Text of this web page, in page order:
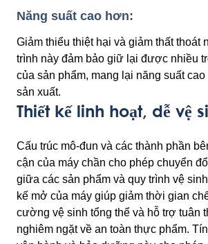
Năng suất cao hơn:
Giảm thiểu thiệt hại và giảm thất thoát
trình này đảm bảo giữ lại được nhiều
của sản phẩm, mang lại năng suất
sản xuất.
Thiết kế linh hoạt, dễ vệ
Cấu trúc mô-đun và các thành phần
cận của máy chần cho phép chuyển
giữa các sản phẩm và quy trình vệ
kế mở của máy giúp giảm thời gian
cường vệ sinh tổng thể và hỗ trợ tuân
nghiêm ngặt về an toàn thực phẩm.